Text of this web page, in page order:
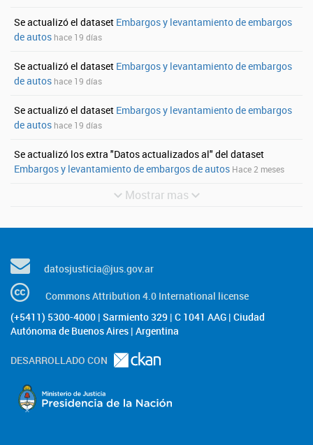
Se actualizó el dataset Embargos y levantamiento de embargos
de autos hace 19 días
Se actualizó el dataset Embargos y levantamiento de embargos
de autos hace 19 días
Se actualizó el dataset Embargos y levantamiento de embargos
de autos hace 19 días
Se actualizó los extra "Datos actualizados al" del dataset
Embargos y levantamiento de embargos de autos Hace 2 meses
Mostrar mas
datosjusticia@jus.gov.ar
Commons Attribution 4.0 International license
(+5411) 5300-4000 | Sarmiento 329 | C 1041 AAG | Ciudad
Autónoma de Buenos Aires | Argentina
DESARROLLADO CON